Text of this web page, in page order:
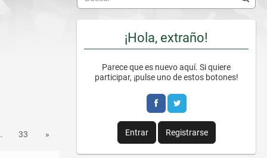
33 »
¡Hola, extraño!
Parece que es nuevo aquí. Si quiere
participar, ¡pulse uno de estos botones!
Entrar Registrarse